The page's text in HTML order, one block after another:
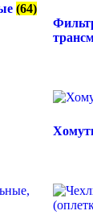
(64)